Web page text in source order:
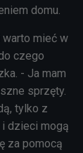
domu.
mieć w
czego
- Ja mam
sprzęty.
tylko z
dzieci mogą
za pomocą